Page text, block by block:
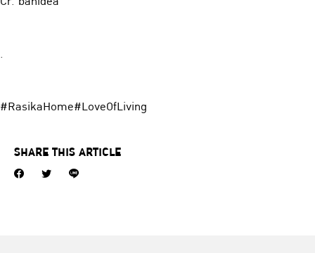
.
#RasikaHome#LoveOfLiving
SHARE THIS ARTICLE